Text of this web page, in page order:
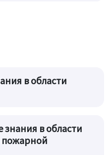
в области
в области
пожарной